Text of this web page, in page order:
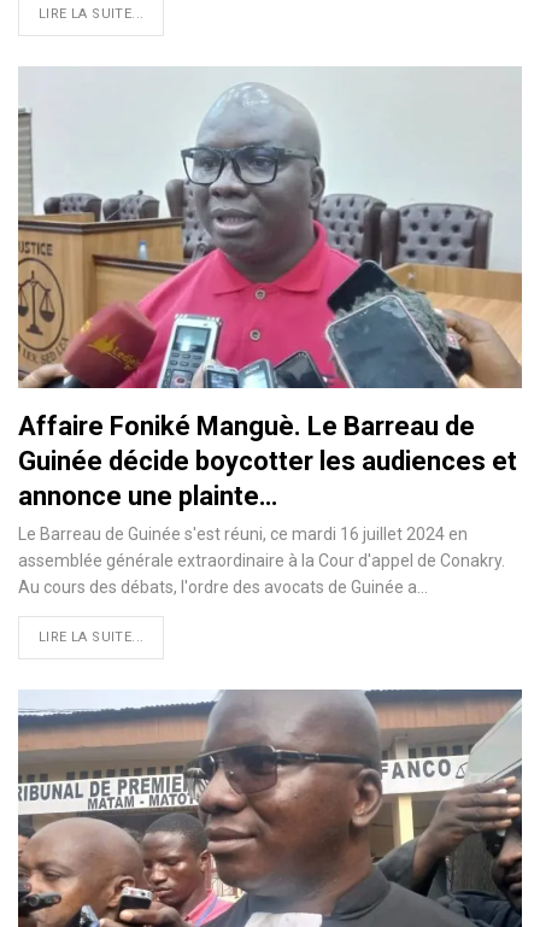
LIRE LA SUITE...
Affaire Foniké Manguè. Le Barreau de
Guinée décide boycotter les audiences et
annonce une plainte…
Le Barreau de Guinée s'est réuni, ce mardi 16 juillet 2024 en
assemblée générale extraordinaire à la Cour d'appel de Conakry.
Au cours des débats, l'ordre des avocats de Guinée a…
LIRE LA SUITE...